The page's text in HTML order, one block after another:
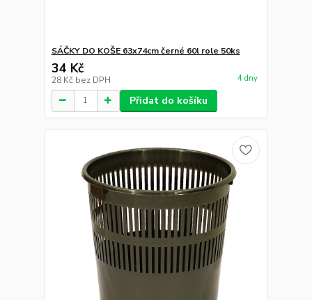
SÁČKY DO KOŠE 63x74cm černé 60l role 50ks
34 Kč
28 Kč bez DPH 4 dny
Přidat do košíku